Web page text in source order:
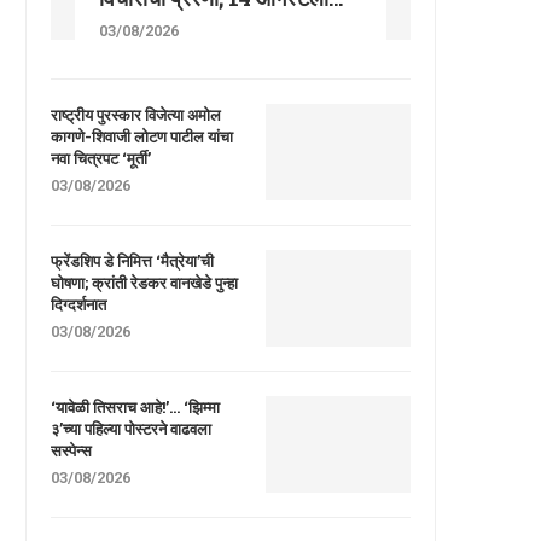
03/08/2026
राष्ट्रीय पुरस्कार विजेत्या अमोल
कागणे-शिवाजी लोटण पाटील यांचा
नवा चित्रपट ‘मूर्ती’
03/08/2026
फ्रेंडशिप डे निमित्त ‘मैत्रेया’ची
घोषणा; क्रांती रेडकर वानखेडे पुन्हा
दिग्दर्शनात
03/08/2026
‘यावेळी तिसराच आहे!’… ‘झिम्मा
३’च्या पहिल्या पोस्टरने वाढवला
सस्पेन्स
03/08/2026